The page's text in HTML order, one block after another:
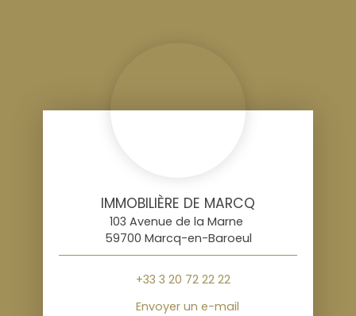
IMMOBILIÈRE DE MARCQ
103 Avenue de la Marne
59700 Marcq-en-Baroeul
+33 3 20 72 22 22
Envoyer un e-mail